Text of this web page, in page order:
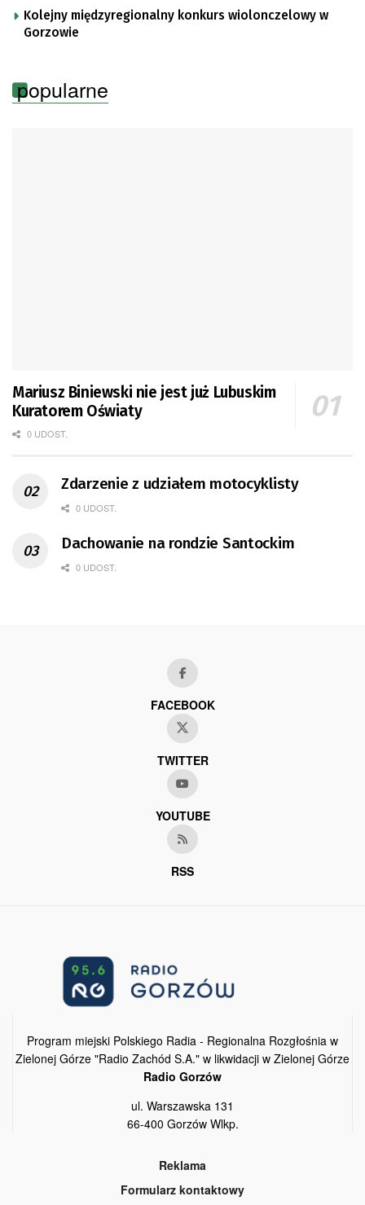
Kolejny międzyregionalny konkurs wiolonczelowy w
Gorzowie
popularne
Mariusz Biniewski nie jest już Lubuskim
Kuratorem Oświaty
0 UDOST.
Zdarzenie z udziałem motocyklisty
0 UDOST.
Dachowanie na rondzie Santockim
0 UDOST.
FACEBOOK
TWITTER
YOUTUBE
RSS
Program miejski Polskiego Radia - Regionalna Rozgłośnia w
Zielonej Górze "Radio Zachód S.A." w likwidacji w Zielonej Górze
Radio Gorzów
ul. Warszawska 131
66-400 Gorzów Wlkp.
Reklama
Formularz kontaktowy